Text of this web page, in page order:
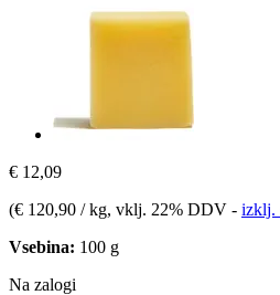
€ 12,09
(€ 120,90 / kg, vklj. 22% DDV - izklj.
Vsebina: 100 g
Na zalogi